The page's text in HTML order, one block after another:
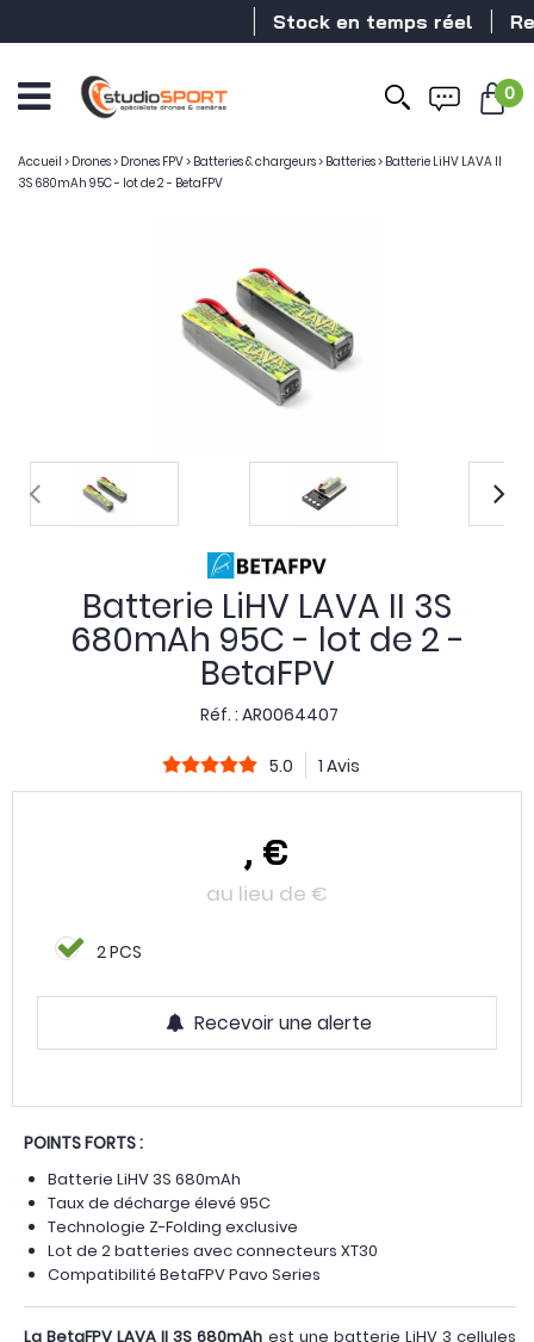
Stock en temps réel
0
Accueil > Drones> Drones FPV> Batteries & chargeurs> Batteries> Batterie LiHV LAVA II
3S 680mAh 95C - lot de 2 - BetaFPV
Batterie LiHV LAVA II 3S
680mAh 95C - lot de 2 -
BetaFPV
Réf. : AR0064407
5.0 1 Avis
, €
au lieu de €
2 PCS
Recevoir une alerte
POINTS FORTS :
Batterie LiHV 3S 680mAh
Taux de décharge élevé 95C
Technologie Z-Folding exclusive
Lot de 2 batteries avec connecteurs XT30
Compatibilité BetaFPV Pavo Series
La BetaFPV LAVA II 3S 680mAh est une batterie LiHV 3 cellules